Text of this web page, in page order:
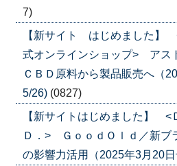
7)
【新サイト はじめました】
式オンラインショップ> アス
ＣＢＤ原料から製品販売へ（
5/26) (0827)
【新サイトはじめました】 <
Ｄ．> ＧｏｏｄＯｌｄ／新ブ
の影響力活用（2025年3月20